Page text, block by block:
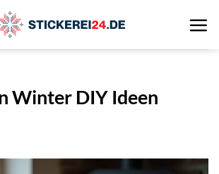
Winter DIY Ideen